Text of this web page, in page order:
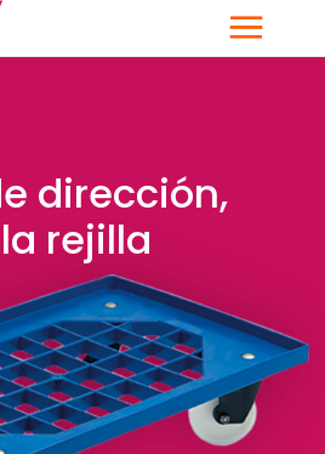
Menú
dirección,
rejilla